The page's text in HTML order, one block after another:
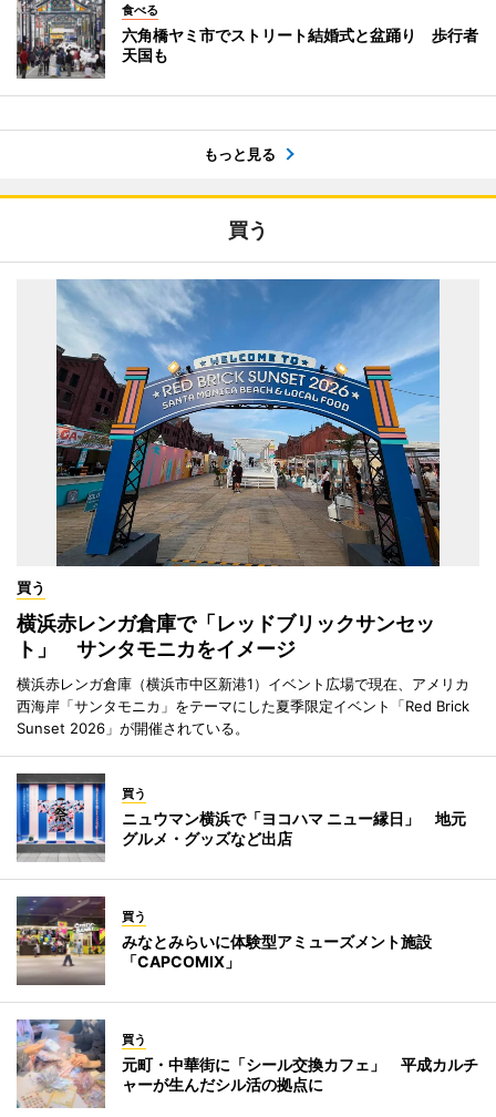
食べる
六角橋ヤミ市でストリート結婚式と盆踊り 歩行者
天国も
もっと見る
買う
買う
横浜赤レンガ倉庫で「レッドブリックサンセッ
ト」 サンタモニカをイメージ
横浜赤レンガ倉庫（横浜市中区新港1）イベント広場で現在、アメリカ
西海岸「サンタモニカ」をテーマにした夏季限定イベント「Red Brick
Sunset 2026」が開催されている。
買う
ニュウマン横浜で「ヨコハマ ニュー縁日」 地元
グルメ・グッズなど出店
買う
みなとみらいに体験型アミューズメント施設
「CAPCOMIX」
買う
元町・中華街に「シール交換カフェ」 平成カルチ
ャーが生んだシル活の拠点に